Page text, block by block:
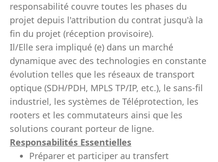
responsabilité couvre toutes les phases du
projet depuis l'attribution du contrat jusqu'à la
fin du projet (réception provisoire).
Il/Elle sera impliqué (e) dans un marché
dynamique avec des technologies en constante
évolution telles que les réseaux de transport
optique (SDH/PDH, MPLS TP/IP, etc.), le sans-fil
industriel, les systèmes de Téléprotection, les
rooters et les commutateurs ainsi que les
solutions courant porteur de ligne.
Responsabilités Essentielles
Préparer et participer au transfert